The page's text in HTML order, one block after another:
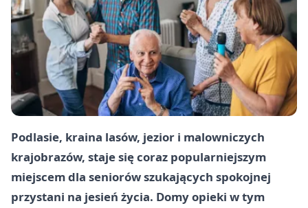
Podlasie, kraina lasów, jezior i malowniczych
krajobrazów, staje się coraz popularniejszym
miejscem dla seniorów szukających spokojnej
przystani na jesień życia. Domy opieki w tym